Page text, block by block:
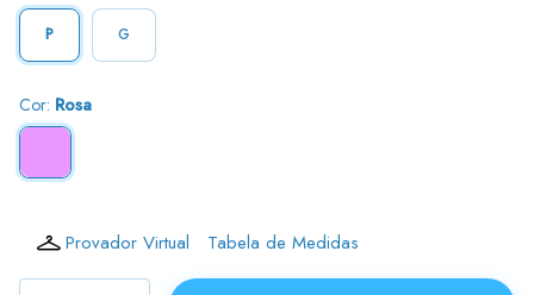
P G
Cor: Rosa
Provador Virtual Tabela de Medidas